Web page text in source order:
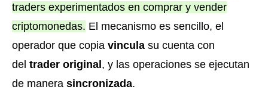
traders experimentados en comprar y vender
criptomonedas. El mecanismo es sencillo, el
operador que copia vincula su cuenta con
del trader original, y las operaciones se ejecutan
de manera sincronizada.